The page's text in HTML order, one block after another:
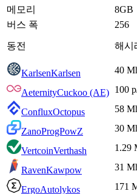
메모리
8GB
버스 폭
256
동전 해시
KarlsenKarlsen 40
AeternityCuckoo (AE) 100
ConfluxOctopus 58
ZanoProgPowZ 30
VertcoinVerthash 1.29
RavenKawpow 31
ErgoAutolykos 171